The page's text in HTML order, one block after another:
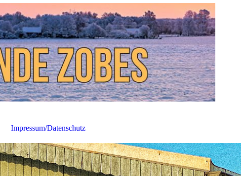
Impressum/Datenschutz